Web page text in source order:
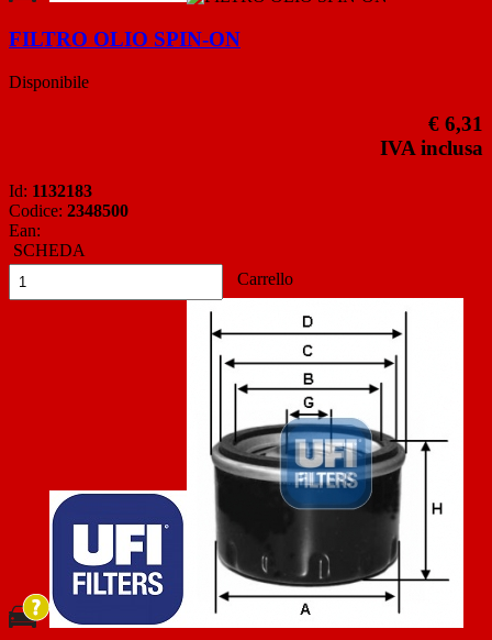
FILTRO OLIO SPIN-ON
Disponibile
€ 6,31
IVA inclusa
Id: 1132183
Codice: 2348500
Ean:
SCHEDA
Carrello